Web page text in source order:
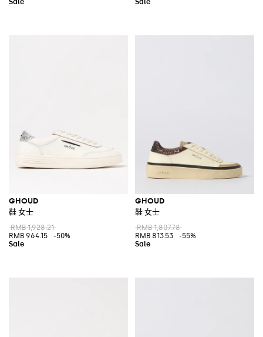
GHOUD
鞋 女士
RMB 1,928.21
RMB 964.15
-50%
GHOUD
鞋 女士
RMB 1,807.78
RMB 813.53
-55%